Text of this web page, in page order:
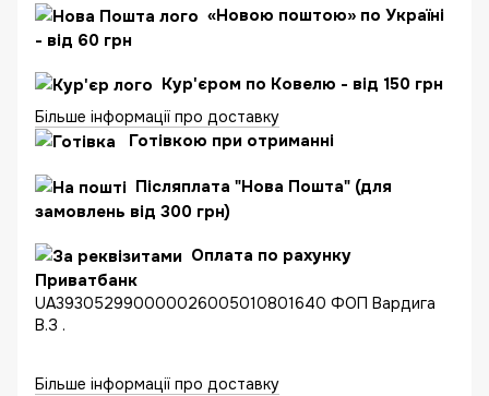
«Новою поштою» по Україні
- від 60 грн
Кур'єром по Ковелю - від 150 грн
Більше інформації про доставку
Готівкою при отриманні
Післяплата "Нова Пошта" (для
замовлень від 300 грн)
Оплата по рахунку
Приватбанк
UA393052990000026005010801640 ФОП Вардига
В.З .
Більше інформації про доставку